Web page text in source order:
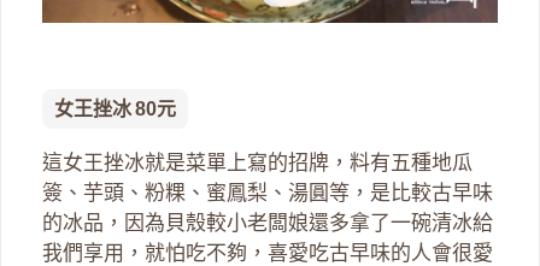
女王挫冰 80元
這女王挫冰就是菜單上寫的招牌，料有五種地瓜
簽、芋頭、粉粿、蜜鳳梨、湯圓等，是比較古早味
的冰品，因為貝殼較小老闆娘還多拿了一碗清冰給
我們享用，就怕吃不夠，喜愛吃古早味的人會很愛